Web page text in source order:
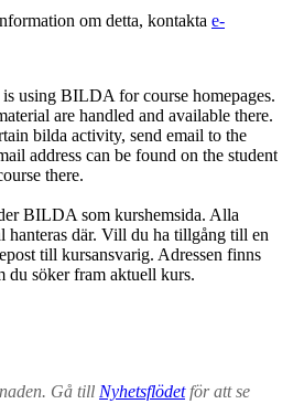
om detta, kontakta e-
using BILDA for course homepages.
are handled and available there.
bilda activity, send email to the
address can be found on the student
there.
BILDA som kurshemsida. Alla
hanteras där. Vill du ha tillgång till en
till kursansvarig. Adressen finns
du söker fram aktuell kurs.
Gå till Nyhetsflödetför att se